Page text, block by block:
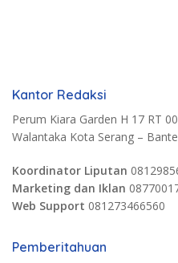
Kantor Redaksi
Perum Kiara Garden H 17 RT
Walantaka Kota Serang –
Koordinator Liputan
Marketing dan Iklan
Web Support 081273466560
Pemberitahuan